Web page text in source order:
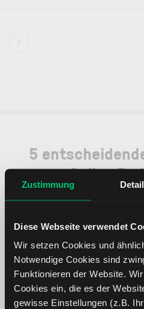
Zustimmung
Diese Webseite verwendet
Wir setzen Cookies und
Notwendige Cookies sind
Funktionieren der Website.
Cookies ein, die es der
gewisse Einstellungen (z.B.
5
Online
Weltweites